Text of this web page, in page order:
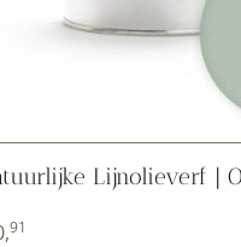
Lijnolieverf |
91